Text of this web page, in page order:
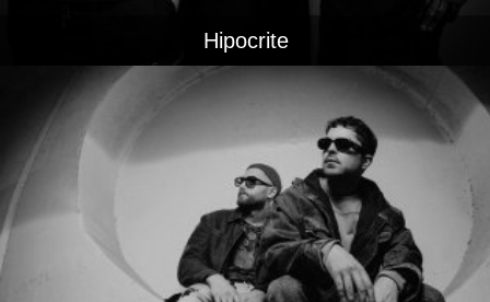
Hipocrite